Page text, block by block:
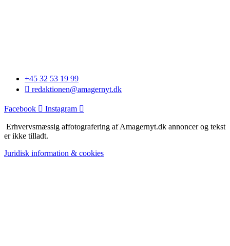
+45 32 53 19 99
redaktionen@amagernyt.dk
Facebook Instagram
Erhvervsmæssig affotografering af Amagernyt.dk annoncer og tekst
er ikke tilladt.
Juridisk information & cookies